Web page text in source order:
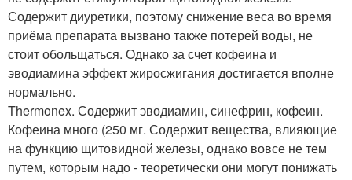
Содержит диуретики, поэтому снижение веса во время
приёма препарата вызвано также потерей воды, не
стоит обольщаться. Однако за счет кофеина и
эводиамина эффект жиросжигания достигается вполне
нормально.
Thermonex. Содержит эводиамин, синефрин, кофеин.
Кофеина много (250 мг. Содержит вещества, влияющие
на функцию щитовидной железы, однако вовсе не тем
путем, которым надо - теоретически они могут понижать